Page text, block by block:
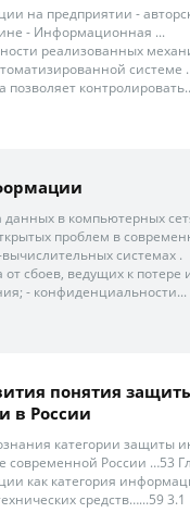
на предприятии -
- Информационная ...
реализованных
системе
в компьютерных
проблем в
системах .
от сбоев, ведущих к
- конфиденциальности...
понятия
в России
категории защиты
современной России …53
как категория
средств…...59 3.1